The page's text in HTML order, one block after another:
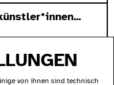
von ihnen sind technisch